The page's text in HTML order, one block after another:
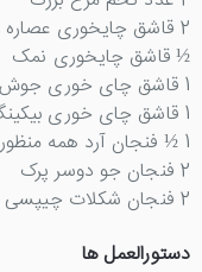
2 قاشق چایخوری عصاره وانیل
½ قاشق چایخوری نمک
1 قاشق چای خوری جوش شیرین
1 قاشق چای خوری بیکینگ پودر
1 ½ فنجان آرد همه منظوره
2 فنجان جو دوسر پرک
2 فنجان شکلات چیپسی ترکیبی از تلخ و شیرین یا شیری
دستورالعمل ها